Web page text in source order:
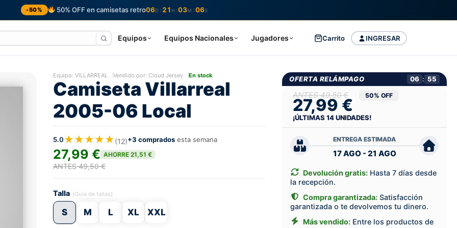
-50% 50% OFF en camisetas retro06D : 21 H :03M :05S
Equipos Equipos Nacionales Jugadores INGRESAR
Carrito
Equipo: VILLARREAL Vendido por: Cloud Jersey En stock
Camiseta Villarreal
2005-06 Local
5.0★★★★★(12)+3 comprados esta semana
27,99 € AHORRE 21,51 €
ANTES 49,50 €
Talla (Guía de tallas)
S M L XL XXL
OFERTA RELÁMPAGO 06 : 54
49,50 €
27,99 € 50% OFF
¡ÚLTIMAS14UNIDADES!
ENTREGA ESTIMADA
17 AGO - 21 AGO
Devolución gratis: Hasta 7 días desde
la recepción.
Compra garantizada: Satisfacción
garantizada o te devolvemos tu dinero.
Más vendido: Entre los productos de